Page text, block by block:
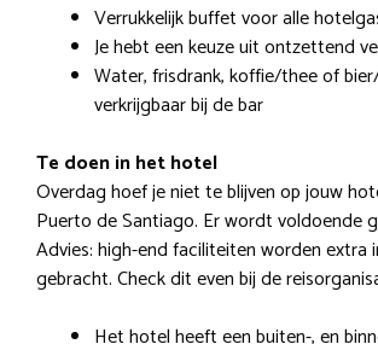
Verrukkelijk buffet voor alle
Je hebt een keuze uit ontzettend
Water, frisdrank, koffie/thee of
verkrijgbaar bij de bar
Te doen in het hotel
Overdag hoef je niet te blijven op jouw
Puerto de Santiago. Er wordt voldoende
Advies: high-end faciliteiten worden extra
gebracht. Check dit even bij de
Het hotel heeft een buiten-, en